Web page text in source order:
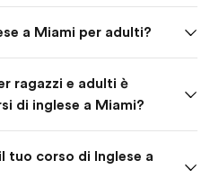
a Miami per adulti?
ragazzi e adulti è
di inglese a Miami?
tuo corso di Inglese a